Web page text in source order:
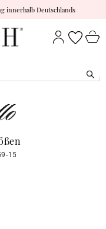
innerhalb Deutschlands
15